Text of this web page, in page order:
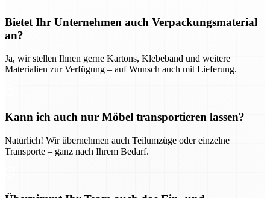
Bietet Ihr Unternehmen auch Verpackungsmaterial
an?
Ja, wir stellen Ihnen gerne Kartons, Klebeband und weitere
Materialien zur Verfügung – auf Wunsch auch mit Lieferung.
Kann ich auch nur Möbel transportieren lassen?
Natürlich! Wir übernehmen auch Teilumzüge oder einzelne
Transporte – ganz nach Ihrem Bedarf.